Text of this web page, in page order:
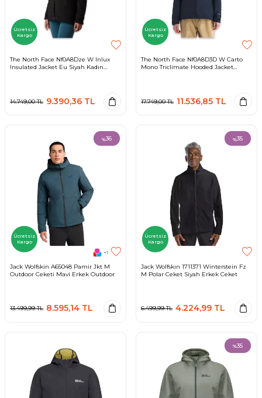
Ücretsiz
Kargo
The North Face Nf0A8Dze W Inlux
Insulated Jacket Eu Siyah Kadın
14.749,00TL 9.390,36 TL
Ücretsiz
Kargo
The North Face Nf0A8D3D W Carto
Mono Triclimate Hooded Jacket
17.749,00TL 11.536,85 TL
%36
Ücretsiz
Kargo
+1
Jack Wolfskin A65048 Pamir Jkt M
Outdoor Ceketi Mavi Erkek Outdoor
13.499,99TL 8.595,14 TL
%35
Ücretsiz
Kargo
Jack Wolfskın 1711371 Winterstein Fz
M Polar Ceket Siyah Erkek Ceket
6.499,99TL 4.224,99 TL
%35